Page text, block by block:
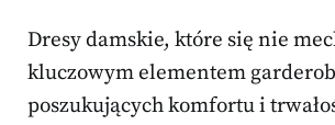
Dresy damskie, które się nie
kluczowym elementem
poszukujących komfortu i